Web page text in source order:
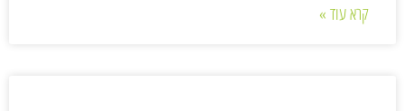
קרא עוד »